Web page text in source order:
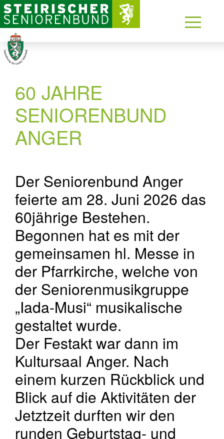
60 JAHRE
SENIORENBUND
ANGER
Der Seniorenbund Anger
feierte am 28. Juni 2026 das
60jährige Bestehen.
Begonnen hat es mit der
gemeinsamen hl. Messe in
der Pfarrkirche, welche von
der Seniorenmusikgruppe
„Iada-Musi“ musikalische
gestaltet wurde.
Der Festakt war dann im
Kultursaal Anger. Nach
einem kurzen Rückblick und
Blick auf die Aktivitäten der
Jetztzeit durften wir den
runden Geburtstag- und